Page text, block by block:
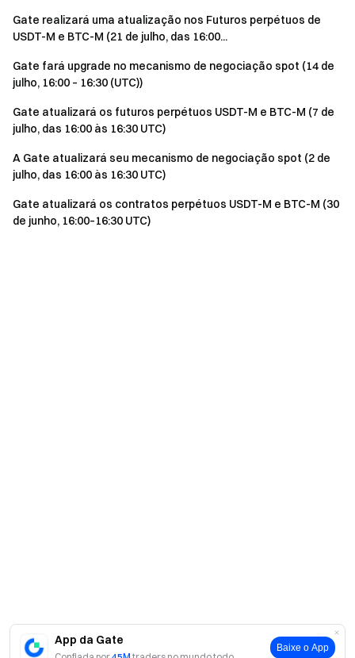
App da Gate
Baixe o App
Gate realizará uma atualização nos Futuros perpétuos de
USDT-M e BTC-M (21 de julho, das 16:00...
Gate fará upgrade no mecanismo de negociação spot (14 de
julho, 16:00 – 16:30 (UTC))
Gate atualizará os futuros perpétuos USDT-M e BTC-M (7 de
julho, das 16:00 às 16:30 UTC)
A Gate atualizará seu mecanismo de negociação spot (2 de
julho, das 16:00 às 16:30 UTC)
Gate atualizará os contratos perpétuos USDT-M e BTC-M (30
de junho, 16:00–16:30 UTC)